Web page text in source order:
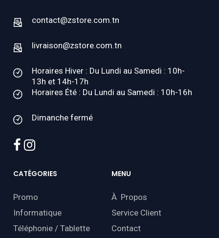
contact@zstore.com.tn
livraison@zstore.com.tn
Horaires Hiver : Du Lundi au Samedi : 10h-
13h et 14h-17h
Horaires Été : Du Lundi au Samedi : 10h-16h
Dimanche fermé
facebook
instagram
CATÉGORIES
Promo
Informatique
Téléphonie / Tablette
MENU
À Propos
Service Client
Contact